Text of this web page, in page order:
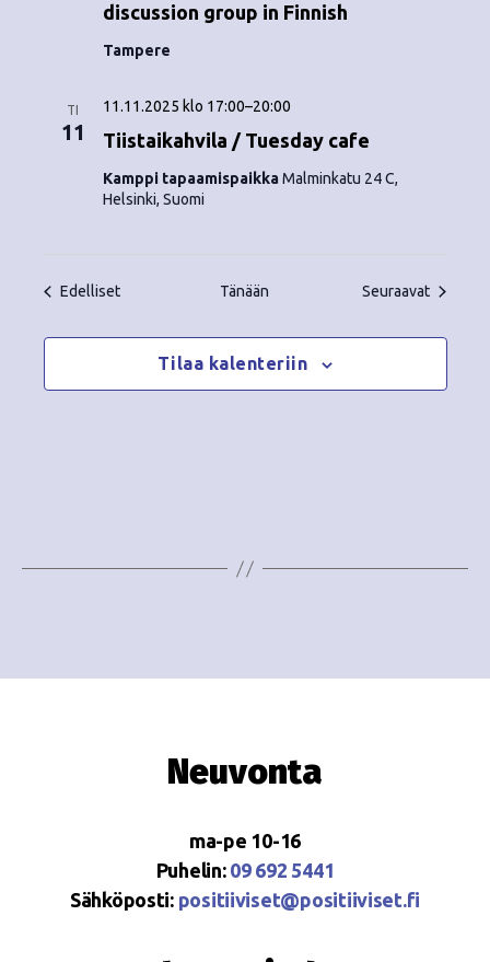
discussion group in Finnish
Tampere
TI
11 Tiistaikahvila / Tuesday cafe
11.11.2025 klo 17:00–20:00
Kamppi tapaamispaikkaMalminkatu 24 C,
Helsinki, Suomi
EdellisetTapahtumat Tänään Seuraavat
Tilaa kalenteriin
Neuvonta
ma-pe 10-16
Puhelin: 09 692 5441
Sähköposti: positiiviset@positiiviset.fi